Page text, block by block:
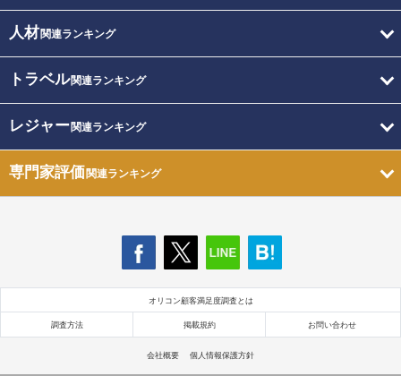
人材関連ランキング
トラベル関連ランキング
レジャー関連ランキング
専門家評価関連ランキング
オリコン顧客満足度調査とは
調査方法 掲載規約 お問い合わせ
会社概要 個人情報保護方針